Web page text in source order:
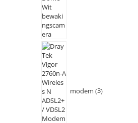
modem 3